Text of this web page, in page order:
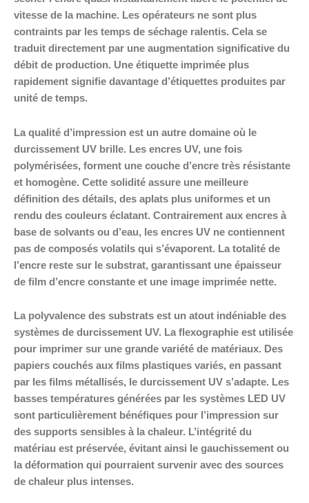
vitesse de la machine. Les opérateurs ne sont plus
contraints par les temps de séchage ralentis. Cela se
traduit directement par une augmentation significative du
débit de production. Une étiquette imprimée plus
rapidement signifie davantage d’étiquettes produites par
unité de temps.
La qualité d’impression est un autre domaine où le
durcissement UV brille. Les encres UV, une fois
polymérisées, forment une couche d’encre très résistante
et homogène. Cette solidité assure une meilleure
définition des détails, des aplats plus uniformes et un
rendu des couleurs éclatant. Contrairement aux encres à
base de solvants ou d’eau, les encres UV ne contiennent
pas de composés volatils qui s’évaporent. La totalité de
l’encre reste sur le substrat, garantissant une épaisseur
de film d’encre constante et une image imprimée nette.
La polyvalence des substrats est un atout indéniable des
systèmes de durcissement UV. La flexographie est utilisée
pour imprimer sur une grande variété de matériaux. Des
papiers couchés aux films plastiques variés, en passant
par les films métallisés, le durcissement UV s’adapte. Les
basses températures générées par les systèmes LED UV
sont particulièrement bénéfiques pour l’impression sur
des supports sensibles à la chaleur. L’intégrité du
matériau est préservée, évitant ainsi le gauchissement ou
la déformation qui pourraient survenir avec des sources
de chaleur plus intenses.